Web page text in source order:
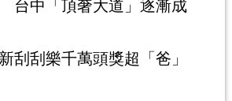
台中「頂奢大道」逐漸成
刮刮樂千萬頭獎超「爸」